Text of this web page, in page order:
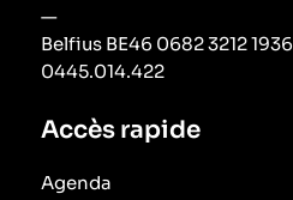
Accès rapide
Agenda
—
Belfius BE46 0682 3212 1936
0445.014.422